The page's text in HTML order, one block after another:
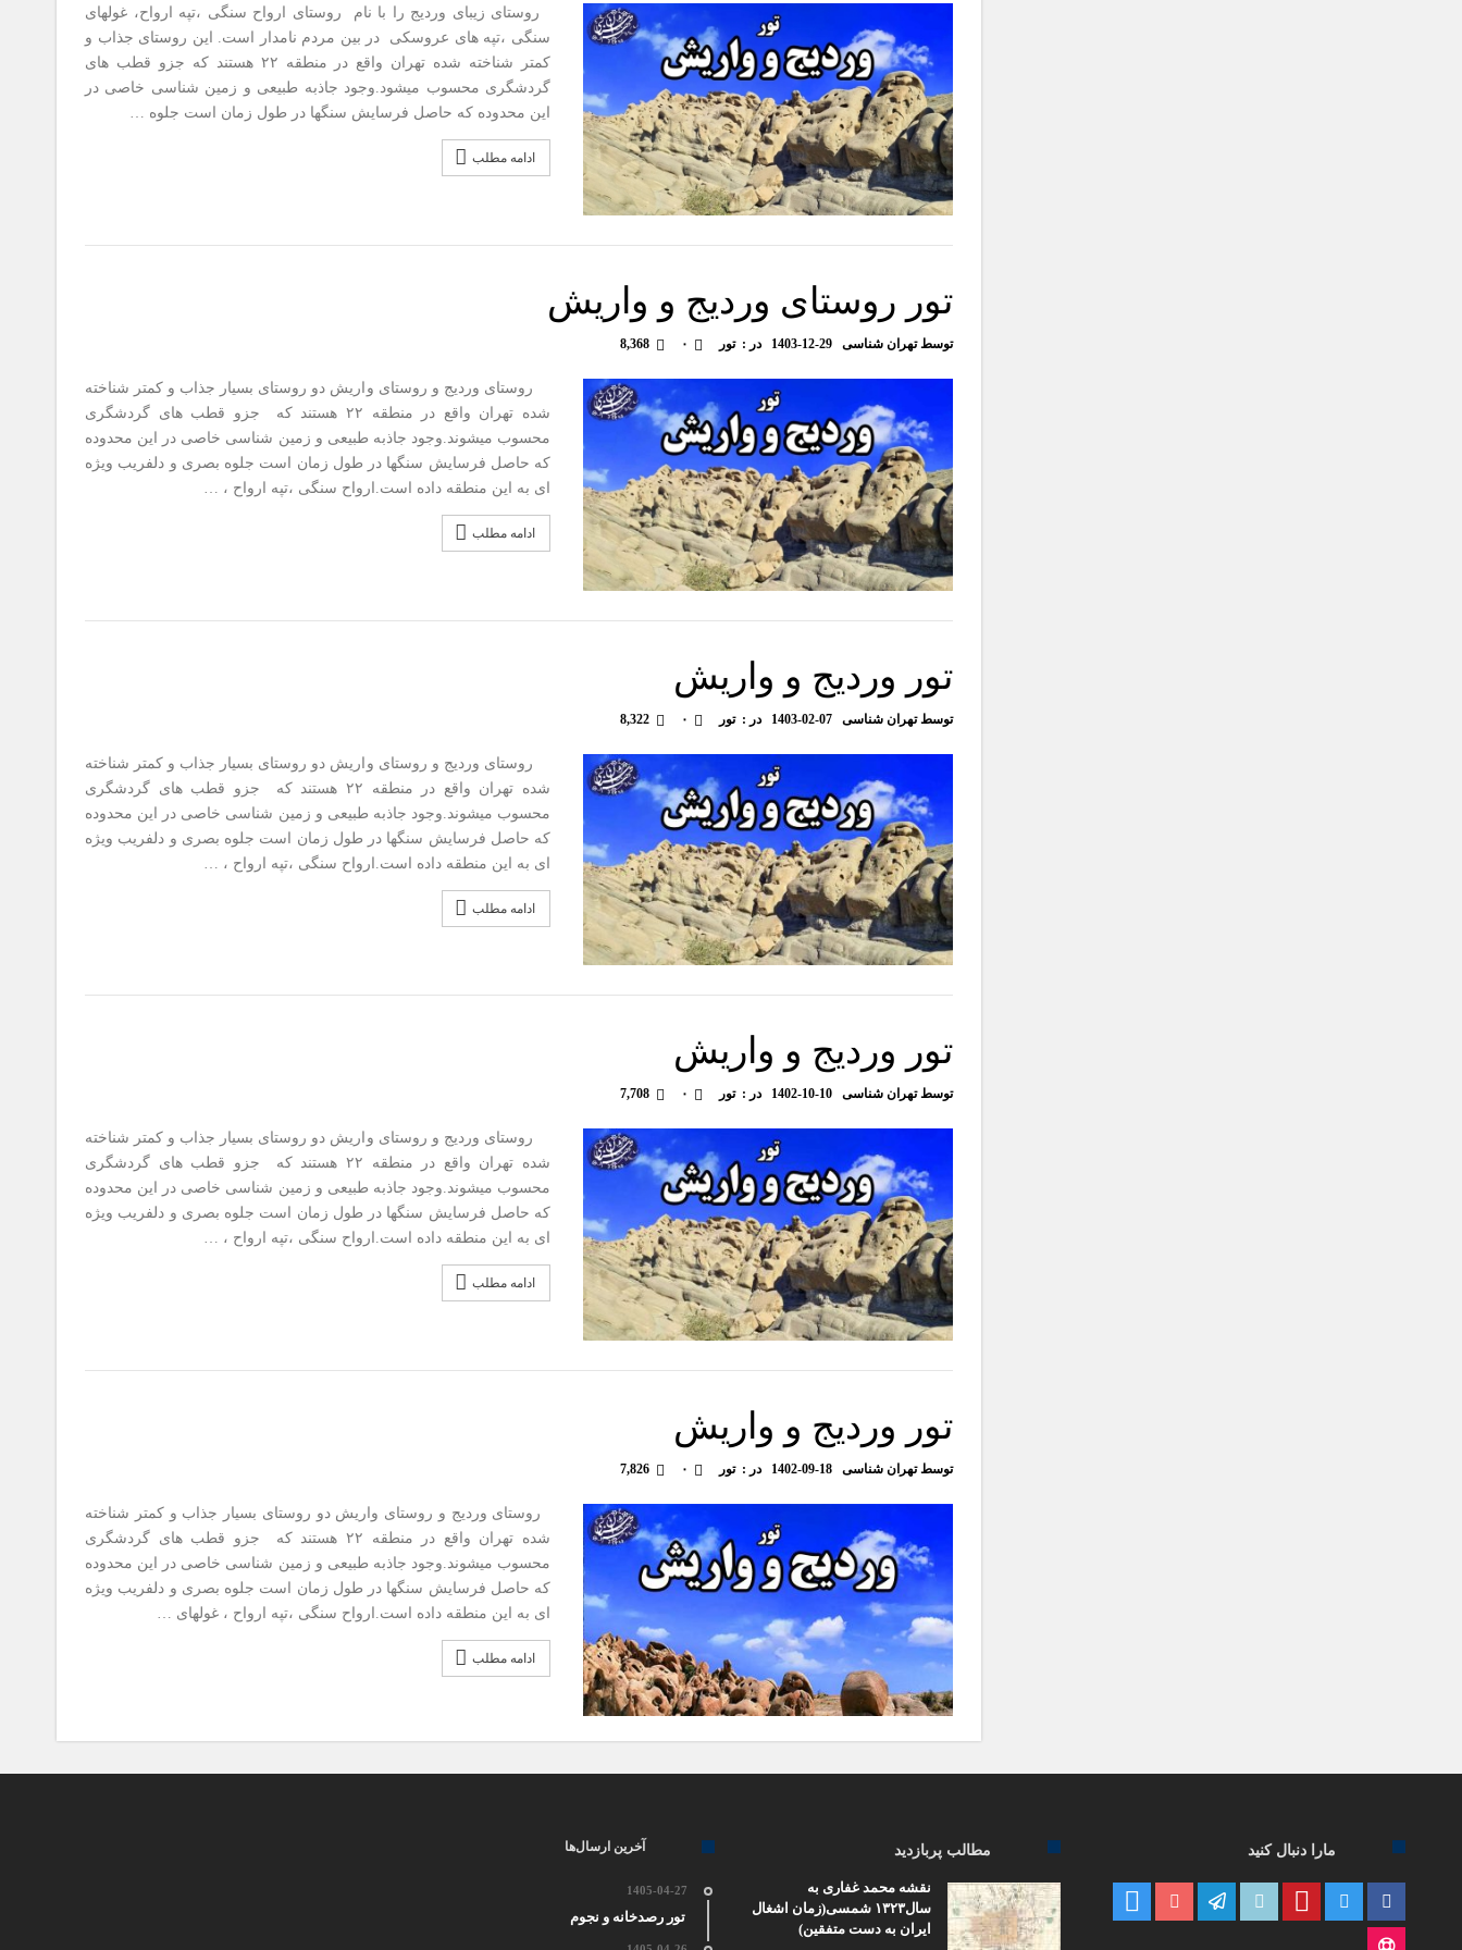
روستای زیبای وردیج را با نام روستای ارواح سنگی ،تپه ارواح، غولهای
سنگی ،تپه های عروسکی در بین مردم نامدار است. این روستای جذاب و
کمتر شناخته شده تهران واقع در منطقه ۲۲ هستند که جزو قطب های
گردشگری محسوب میشود.وجود جاذبه طبیعی و زمین شناسی خاصی در
این محدوده که حاصل فرسایش سنگها در طول زمان است جلوه …
ادامه مطلب
تور روستای وردیج و واریش
توسطتهران شناسی 1403-12-29 در :تور ۰ 8,368
روستای وردیج و روستای واریش دو روستای بسیار جذاب و کمتر شناخته
شده تهران واقع در منطقه ۲۲ هستند که جزو قطب های گردشگری
محسوب میشوند.وجود جاذبه طبیعی و زمین شناسی خاصی در این محدوده
که حاصل فرسایش سنگها در طول زمان است جلوه بصری و دلفریب ویژه
ای به این منطقه داده است.ارواح سنگی ،تپه ارواح ، …
ادامه مطلب
تور وردیج و واریش
توسطتهران شناسی 1403-02-07 در :تور ۰ 8,322
روستای وردیج و روستای واریش دو روستای بسیار جذاب و کمتر شناخته
شده تهران واقع در منطقه ۲۲ هستند که جزو قطب های گردشگری
محسوب میشوند.وجود جاذبه طبیعی و زمین شناسی خاصی در این محدوده
که حاصل فرسایش سنگها در طول زمان است جلوه بصری و دلفریب ویژه
ای به این منطقه داده است.ارواح سنگی ،تپه ارواح ، …
ادامه مطلب
تور وردیج و واریش
توسطتهران شناسی 1402-10-10 در :تور ۰ 7,708
روستای وردیج و روستای واریش دو روستای بسیار جذاب و کمتر شناخته
شده تهران واقع در منطقه ۲۲ هستند که جزو قطب های گردشگری
محسوب میشوند.وجود جاذبه طبیعی و زمین شناسی خاصی در این محدوده
که حاصل فرسایش سنگها در طول زمان است جلوه بصری و دلفریب ویژه
ای به این منطقه داده است.ارواح سنگی ،تپه ارواح ، …
ادامه مطلب
تور وردیج و واریش
توسطتهران شناسی 1402-09-18 در :تور ۰ 7,826
روستای وردیج و روستای واریش دو روستای بسیار جذاب و کمتر شناخته
شده تهران واقع در منطقه ۲۲ هستند که جزو قطب های گردشگری
محسوب میشوند.وجود جاذبه طبیعی و زمین شناسی خاصی در این محدوده
که حاصل فرسایش سنگها در طول زمان است جلوه بصری و دلفریب ویژه
ای به این منطقه داده است.ارواح سنگی ،تپه ارواح ، غولهای …
ادامه مطلب
مارا دنبال کنید مطالب پربازدید
نقشه محمد غفاری به
سال۱۳۲۳ شمسی(زمان اشغال
ایران به دست متفقین)
آخرین ارسال‌ها
1405-04-27
تور رصدخانه و نجوم